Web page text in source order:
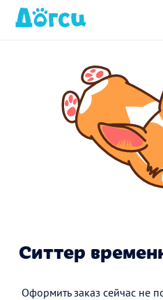
Ситтер
Оформить заказ сейчас не